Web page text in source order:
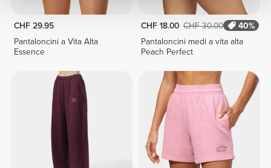
CHF 29.95
Pantaloncini a Vita Alta
Essence
CHF 18.00 CHF 30.00
40%
Pantaloncini medi a vita alta
Peach Perfect